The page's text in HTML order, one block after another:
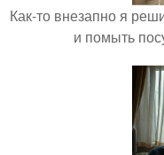
Как-то внезапно я
и помыть